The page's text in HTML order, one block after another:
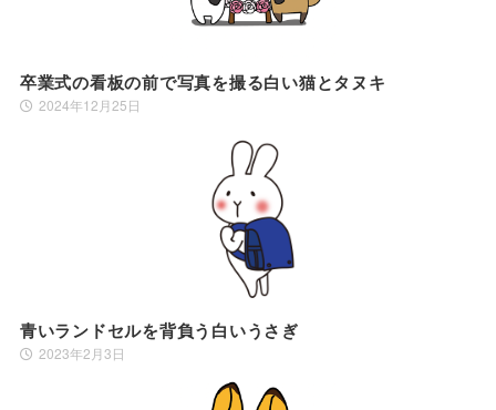
卒業式の看板の前で写真を撮る白い猫とタヌキ
2024年12月25日
青いランドセルを背負う白いうさぎ
2023年2月3日